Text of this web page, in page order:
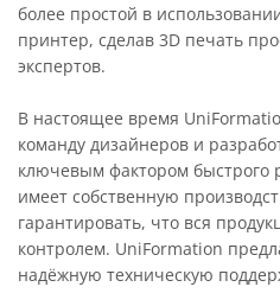
более простой в
принтер, сделав 3D печать
экспертов.
В настоящее время
команду дизайнеров и
ключевым фактором быстрого
имеет собственную
гарантировать, что вся
контролем. UniFormation
надёжную техническую